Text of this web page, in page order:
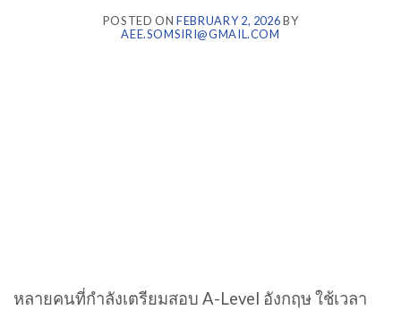
POSTED ONFEBRUARY 2, 2026BY
AEE.SOMSIRI@GMAIL.COM
หลายคนที่กำลังเตรียมสอบ A-Level อังกฤษ ใช้เวลา